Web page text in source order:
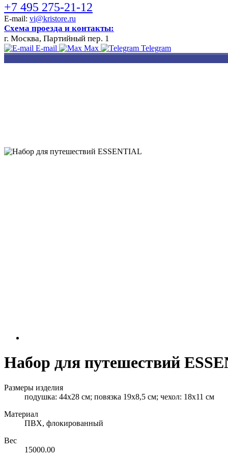
+7 495 275-21-12
E-mail: vi@kristore.ru
Схема проезда и контакты:
г. Москва, Партийный пер. 1
E-mail Max Telegram
Набор для путешествий
Размеры изделия
подушка: 44х28 см; повязка 19х8,5 см; чехол: 18х11 см
Материал
ПВХ, флокированный
Вес
15000.00